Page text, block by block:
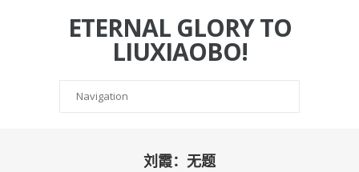
ETERNAL GLORY TO
LIUXIAOBO!
刘霞：无题